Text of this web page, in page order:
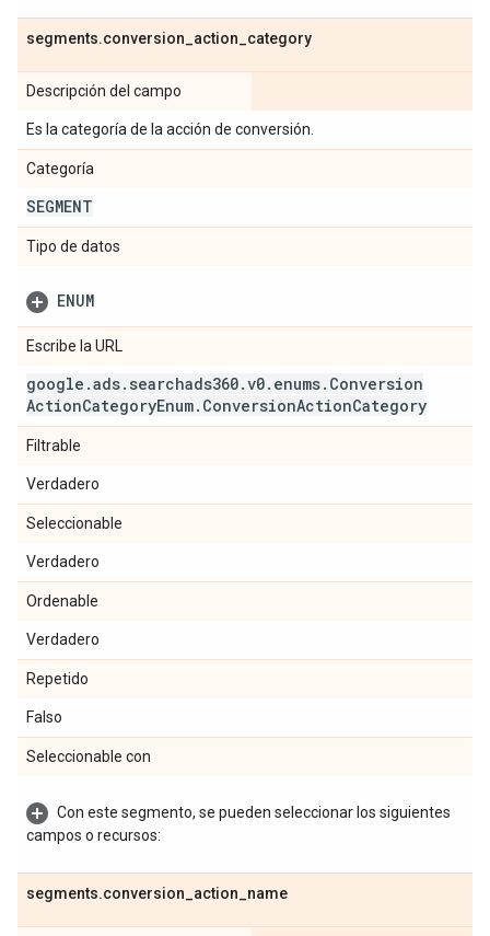
segments.conversion action category
Descripción del campo
Es la categoría de la acción de conversión.
Categoría
SEGMENT
Tipo de datos
ENUM
Escribe la URL
google .ads. searchads360.v0. enums. Conversion
ActionCategoryEnum. ConversionActionCategory
Filtrable
Verdadero
Seleccionable
Verdadero
Ordenable
Verdadero
Repetido
Falso
Seleccionable con
Con este segmento, se pueden seleccionar los siguientes
campos o recursos:
segments.conversion action name